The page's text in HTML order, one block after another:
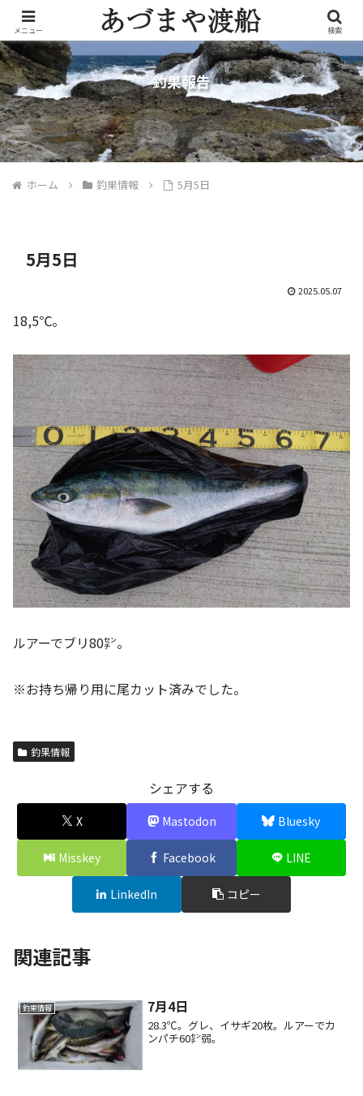
釣果報告
ホーム 釣果情報 5月5日
5月5日
2025.05.07
18,5℃。
ルアーでブリ80㌢。
※お持ち帰り用に尾カット済みでした。
釣果情報
シェアする
X Mastodon Bluesky
Misskey Facebook LINE
LinkedIn コピー
関連記事
釣果情報 7月4日
28.3℃。グレ、イサギ20枚。ルアーでカ
ンパチ60㌢弱。
メニュー 検索